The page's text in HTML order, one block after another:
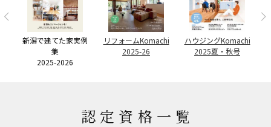
リフォームKomachi
2025-26
ハウジングKomachi
2025夏・秋号
リフォームKomachi
2024-25
認定資格一覧